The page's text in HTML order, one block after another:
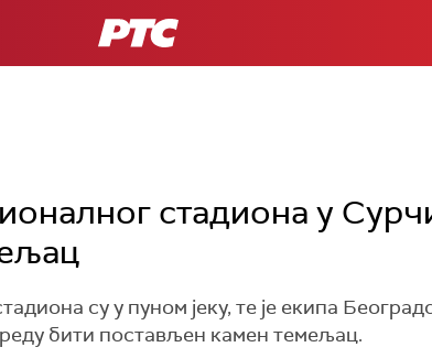
РТС
стадиона у
су у пуном јеку, те је екипа
бити постављен камен темељац.